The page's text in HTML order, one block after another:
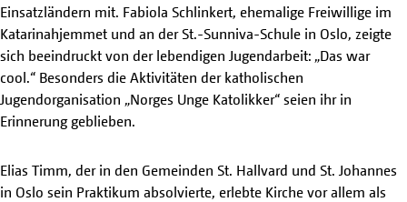
Einsatzländern mit. Fabiola Schlinkert, ehemalige Freiwillige im
Katarinahjemmet und an der St.-Sunniva-Schule in Oslo, zeigte
sich beeindruckt von der lebendigen Jugendarbeit: „Das war
cool.“ Besonders die Aktivitäten der katholischen
Jugendorganisation „Norges Unge Katolikker“ seien ihr in
Erinnerung geblieben.
Elias Timm, der in den Gemeinden St. Hallvard und St. Johannes
in Oslo sein Praktikum absolvierte, erlebte Kirche vor allem als